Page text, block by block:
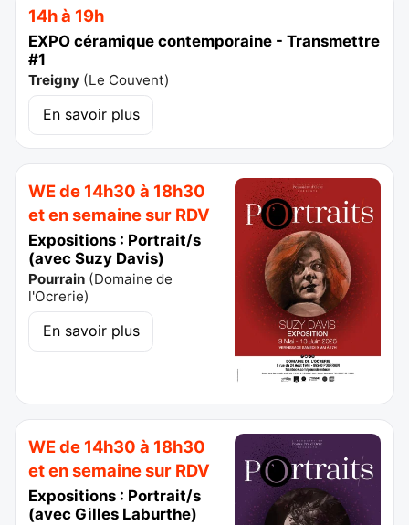
14h à 19h
EXPO céramique contemporaine - Transmettre
#1
Treigny (Le Couvent)
En savoir plus
WE de 14h30 à 18h30
et en semaine sur RDV
Expositions : Portrait/s
(avec Suzy Davis)
Pourrain (Domaine de
l'Ocrerie)
En savoir plus
WE de 14h30 à 18h30
et en semaine sur RDV
Expositions : Portrait/s
(avec Gilles Laburthe)